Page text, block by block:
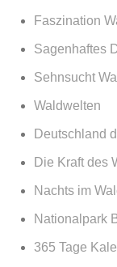
Faszination
Sagenhaftes
Sehnsucht
Waldwelten
Deutschland
Die Kraft des
Nachts im
Nationalpark
365 Tage